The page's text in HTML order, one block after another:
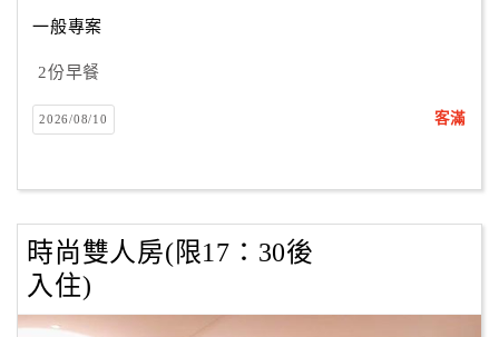
一般專案
2份早餐
2026/08/10 客滿
時尚雙人房(限17：30後
入住)